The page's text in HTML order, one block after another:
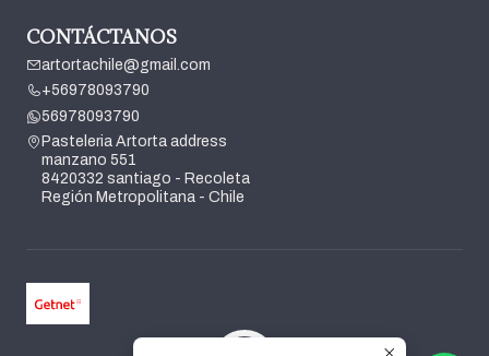
CONTÁCTANOS
artortachile@gmail.com
+56978093790
56978093790
Pasteleria Artorta address
manzano 551
8420332 santiago - Recoleta
Región Metropolitana - Chile